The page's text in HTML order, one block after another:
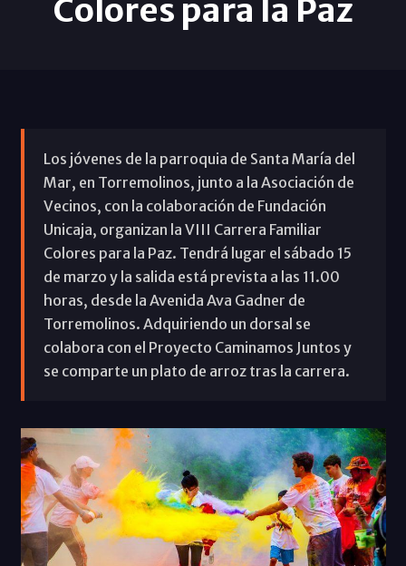
Colores para la Paz
Los jóvenes de la parroquia de Santa María del
Mar, en Torremolinos, junto a la Asociación de
Vecinos, con la colaboración de Fundación
Unicaja, organizan la VIII Carrera Familiar
Colores para la Paz. Tendrá lugar el sábado 15
de marzo y la salida está prevista a las 11.00
horas, desde la Avenida Ava Gadner de
Torremolinos. Adquiriendo un dorsal se
colabora con el Proyecto Caminamos Juntos y
se comparte un plato de arroz tras la carrera.